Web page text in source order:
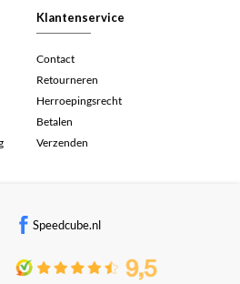
Klantenservice
Contact
Retourneren
Herroepingsrecht
Betalen
Verzenden
Speedcube.nl